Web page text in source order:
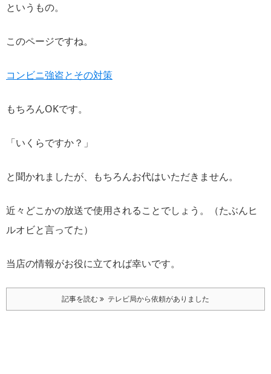
というもの。
このページですね。
コンビニ強盗とその対策
もちろんOKです。
「いくらですか？」
と聞かれましたが、もちろんお代はいただきません。
近々どこかの放送で使用されることでしょう。（たぶんヒ
ルオビと言ってた）
当店の情報がお役に立てれば幸いです。
記事を読む テレビ局から依頼がありました